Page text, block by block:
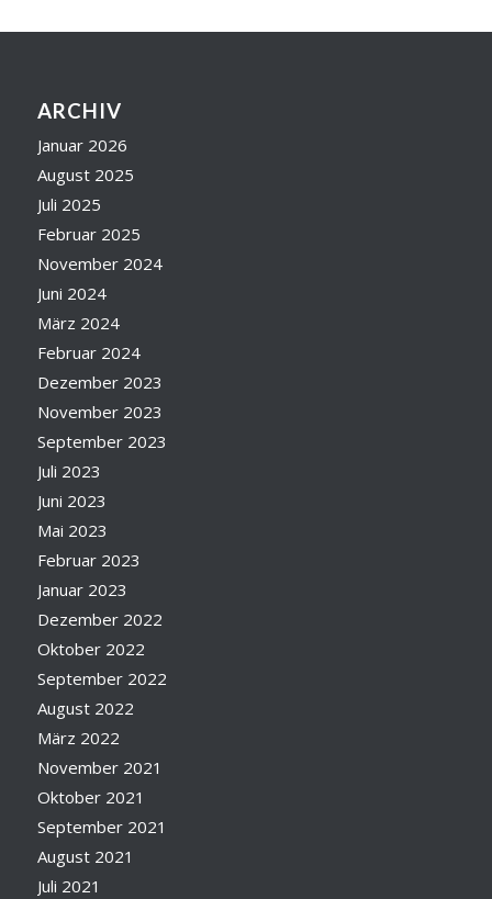
ARCHIV
Januar 2026
August 2025
Juli 2025
Februar 2025
November 2024
Juni 2024
März 2024
Februar 2024
Dezember 2023
November 2023
September 2023
Juli 2023
Juni 2023
Mai 2023
Februar 2023
Januar 2023
Dezember 2022
Oktober 2022
September 2022
August 2022
März 2022
November 2021
Oktober 2021
September 2021
August 2021
Juli 2021